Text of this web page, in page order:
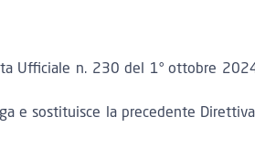
Ufficiale n. 230 del 1° ottobre
e sostituisce la precedente